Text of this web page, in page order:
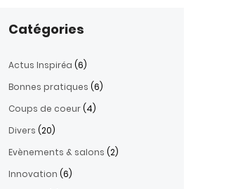
Catégories
Actus Inspiréa (6)
Bonnes pratiques (6)
Coups de coeur(4)
Divers (20)
Evènements & salons (2)
Innovation (6)